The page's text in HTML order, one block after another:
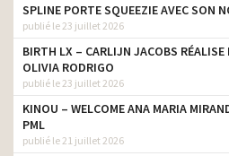
SPLINE PORTE SQUEEZIE AVEC SON
publié le 23 juillet 2026
BIRTH LX – CARLIJN JACOBS RÉALISE
OLIVIA RODRIGO
publié le 23 juillet 2026
KINOU – WELCOME ANA MARIA
PML
publié le 21 juillet 2026